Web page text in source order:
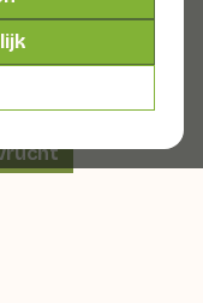
is
komen onder
De vrucht bevat
kalium.